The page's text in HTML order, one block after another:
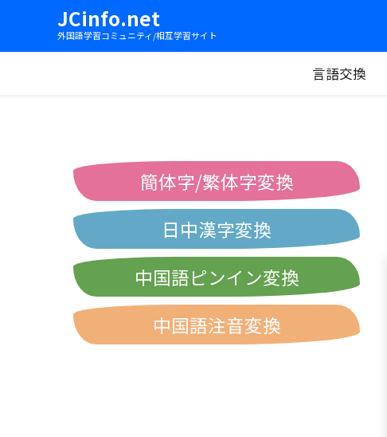
JCinfo.net
外国語学習コミュニティ/相互学習サイト
言語交換
簡体字/繁体字変換
日中漢字変換
中国語ピンイン変換
中国語注音変換